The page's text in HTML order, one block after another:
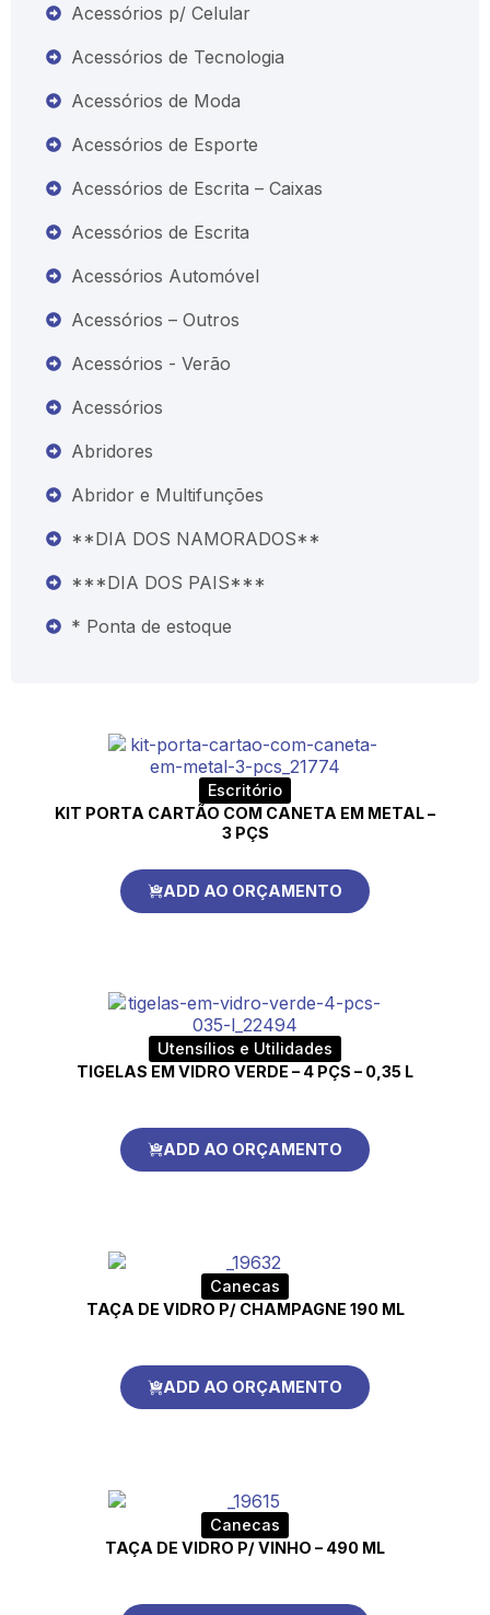
Acessórios p/ Celular
Acessórios de Tecnologia
Acessórios de Moda
Acessórios de Esporte
Acessórios de Escrita – Caixas
Acessórios de Escrita
Acessórios Automóvel
Acessórios – Outros
Acessórios - Verão
Acessórios
Abridores
Abridor e Multifunções
**DIA DOS NAMORADOS**
***DIA DOS PAIS***
* Ponta de estoque
Escritório
KIT PORTA CARTÃO COM CANETA EM METAL –
3 PÇS
ADD AO ORÇAMENTO
Utensílios e Utilidades
TIGELAS EM VIDRO VERDE – 4 PÇS – 0,35 L
ADD AO ORÇAMENTO
Canecas
TAÇA DE VIDRO P/ CHAMPAGNE 190 ML
ADD AO ORÇAMENTO
Canecas
TAÇA DE VIDRO P/ VINHO – 490 ML